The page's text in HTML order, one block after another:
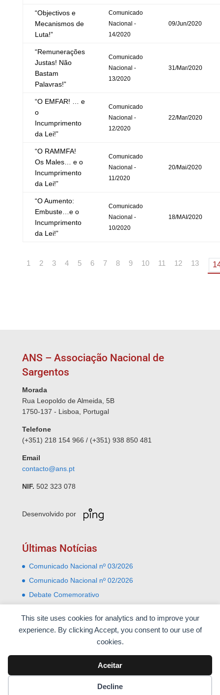
This site uses cookies for analytics and to improve your
experience. By clicking Accept, you consent to our use of
cookies.
Aceitar
Decline
“Objectivos e
Mecanismos de
Luta!”
Comunicado
Nacional -
14/2020
09/Jun/2020
“Remunerações
Justas! Não
Bastam
Palavras!”
Comunicado
Nacional -
13/2020
31/Mar/2020
“O EMFAR! … e
o
Incumprimento
da Lei!”
Comunicado
Nacional -
12/2020
22/Mar/2020
“O RAMMFA!
Os Males… e o
Incumprimento
da Lei!”
Comunicado
Nacional -
11/2020
20/Mai/2020
“O Aumento:
Embuste…e o
Incumprimento
da Lei!”
Comunicado
Nacional -
10/2020
18/MAI/2020
1 2 3 4 5 6 7 8 9 10 11 12 13
ANS – Associação Nacional de
Sargentos
Morada
Rua Leopoldo de Almeida, 5B
1750-137 - Lisboa, Portugal
Telefone
(+351) 218 154 966 / (+351) 938 850 481
Email
contacto@ans.pt
NIF. 502 323 078
Desenvolvido por
Últimas Notícias
Comunicado Nacional nº 03/2026
Comunicado Nacional nº 02/2026
Debate Comemorativo
Almoço comemorativo do 52º aniversário do 25 de
Abril